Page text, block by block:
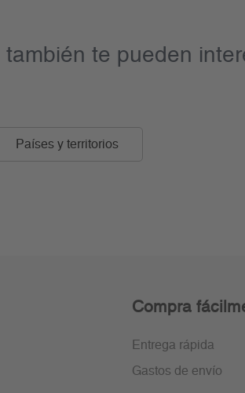
te pueden
Países y territorios
Compra
Entrega rápida
Gastos de envío